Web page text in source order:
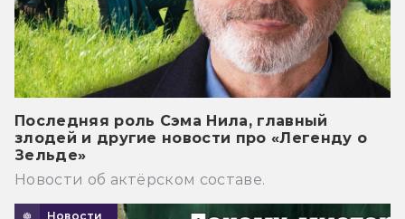
Последняя роль Сэма Нила, главный
злодей и другие новости про «Легенду о
Зельде»
Новости об актёрском составе.
Новости